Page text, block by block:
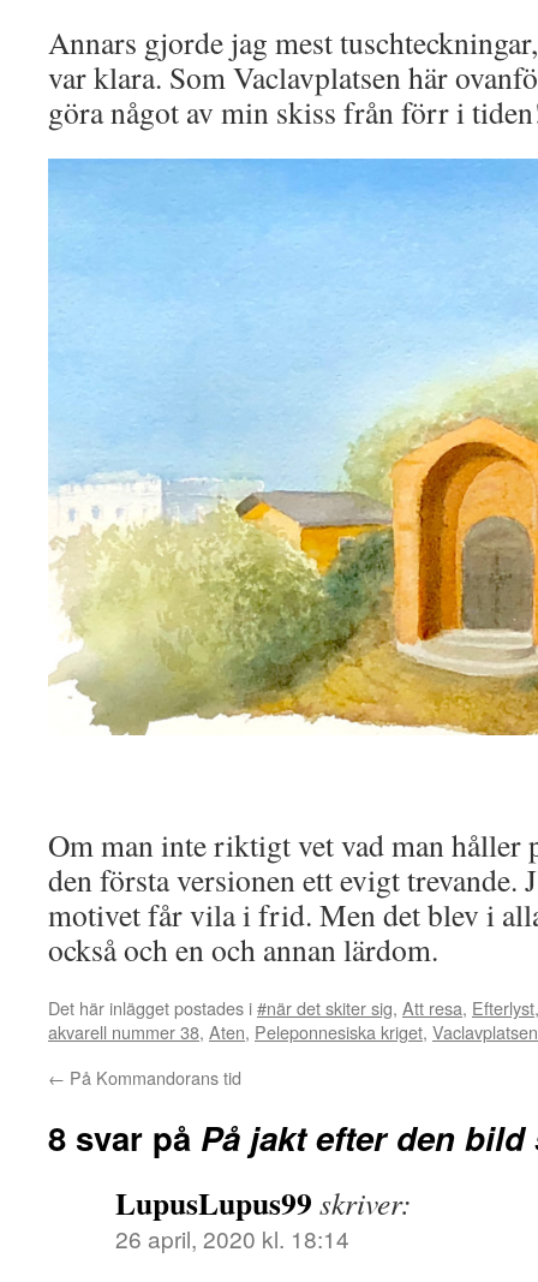
Annars gjorde jag mest
var klara. Som Vaclavplatsen här
göra något av min skiss från förr i
Om man inte riktigt vet vad man håller
den första versionen ett evigt trevande.
motivet får vila i frid. Men det blev i
också och en och annan lärdom.
Det här inlägget postades i#när det skiter sig, Att resa, Efterlyst
akvarell nummer 38, Aten, Peleponnesiska kriget, Vaclavplatsen
← På Kommandorans tid
8 svar på På jakt efter den
LupusLupus99 skriver:
26 april, 2020 kl. 18:14